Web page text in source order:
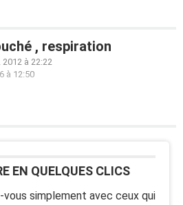
, respiration
2012 à 22:22
à 12:50
EN QUELQUES CLICS
simplement avec ceux qui